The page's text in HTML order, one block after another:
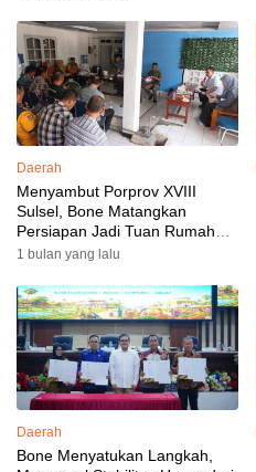
Daerah
Menyambut Porprov XVIII
Sulsel, Bone Matangkan
Persiapan Jadi Tuan Rumah
yang Berkesan: Wakil Bupati
Targetkan Venue dan
Akomodasi Rampung
1 bulan yang lalu
Daerah
Bone Menyatukan Langkah,